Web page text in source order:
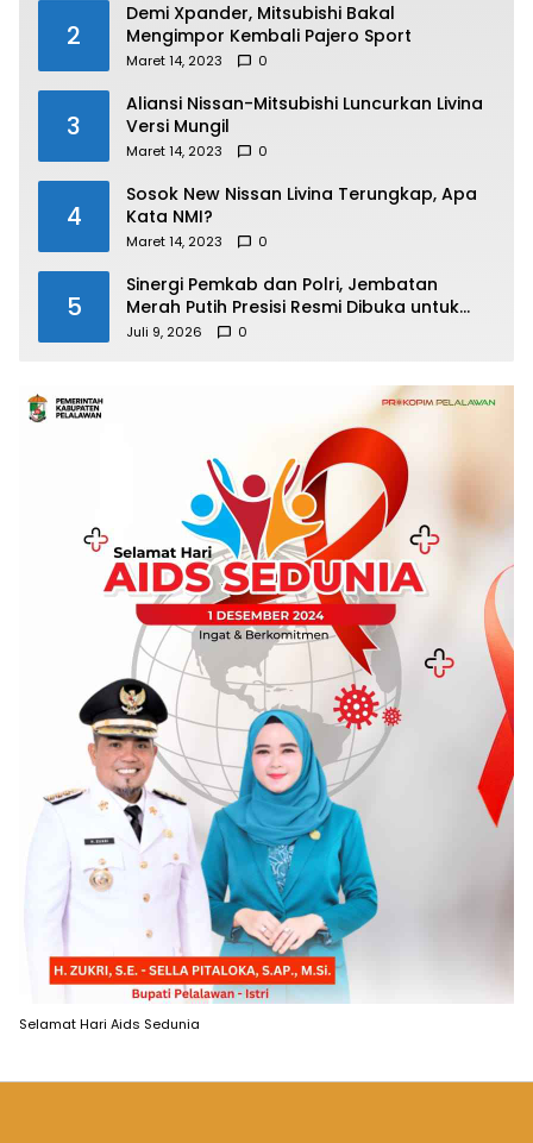
2
Demi Xpander, Mitsubishi Bakal
Mengimpor Kembali Pajero Sport
Maret 14, 2023 0
3
Aliansi Nissan-Mitsubishi Luncurkan Livina
Versi Mungil
Maret 14, 2023 0
4
Sosok New Nissan Livina Terungkap, Apa
Kata NMI?
Maret 14, 2023 0
5
Sinergi Pemkab dan Polri, Jembatan
Merah Putih Presisi Resmi Dibuka untuk
Masyarakat Desa Rangsang
Juli 9, 2026 0
Selamat Hari Aids Sedunia